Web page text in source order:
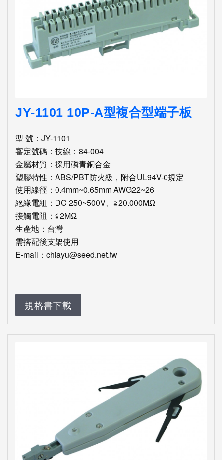
JY-1101 10P-A型複合型端子板
型 號：JY-1101
審定號碼：技線：84-004
金屬材質：採用磷青銅合金
塑膠特性：ABS/PBT防火級，附合UL94V-0規定
使用線徑：0.4mm~0.65mm AWG22~26
絕緣電組：DC 250~500V、≧20.000MΩ
接觸電阻：≦2MΩ
生產地：台灣
需搭配後支架使用
E-mail：chiayu@seed.net.tw
規格書下載